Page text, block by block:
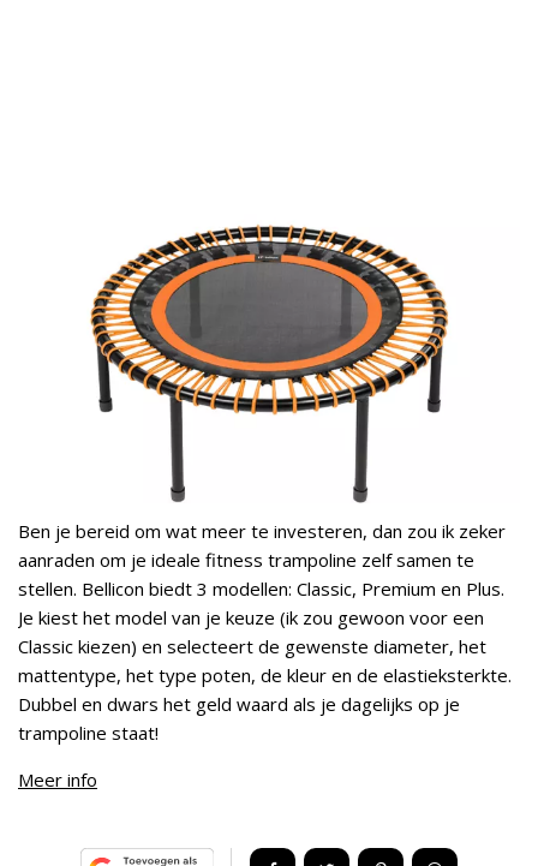
Ben je bereid om wat meer te investeren, dan zou ik zeker
aanraden om je ideale fitness trampoline zelf samen te
stellen. Bellicon biedt 3 modellen: Classic, Premium en Plus.
Je kiest het model van je keuze (ik zou gewoon voor een
Classic kiezen) en selecteert de gewenste diameter, het
mattentype, het type poten, de kleur en de elastieksterkte.
Dubbel en dwars het geld waard als je dagelijks op je
trampoline staat!
Meer info